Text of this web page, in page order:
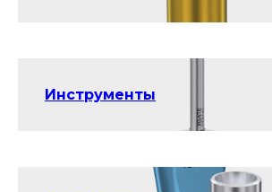
Инструменты